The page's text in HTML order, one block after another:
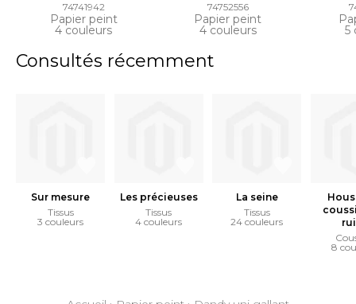
74741942
Papier peint
4 couleurs
74752556
Papier peint
4 couleurs 5
Consultés récemment
Sur mesure
Tissus
3 couleurs
Les précieuses
Tissus
4 couleurs
La seine
Tissus
24 couleurs
8